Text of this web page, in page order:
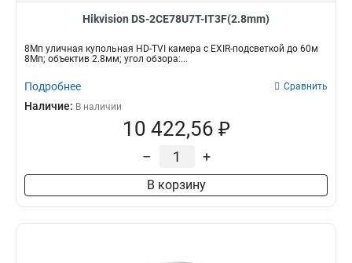
Hikvision DS-2CE78U7T-IT3F(2.8mm)
8Мп уличная купольная HD-TVI камера с EXIR-подсветкой до 60м
8Мп; объектив 2.8мм; угол обзора:...
Подробнее Сравнить
Наличие: В наличии
10 422,56 ₽
– +
В корзину